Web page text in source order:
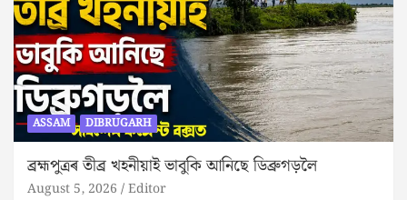
ASSAM DIBRUGARH
ব্ৰহ্মপুত্ৰৰ তীব্ৰ খহনীয়াই ভাবুকি আনিছে ডিব্ৰুগড়লৈ
August 5, 2026 Editor